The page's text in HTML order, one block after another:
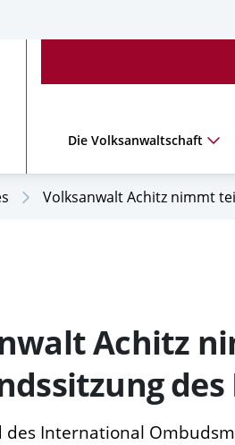
Die Volksanwaltschaft
Volksanwalt Achitz nimmt
Achitz
des
des International